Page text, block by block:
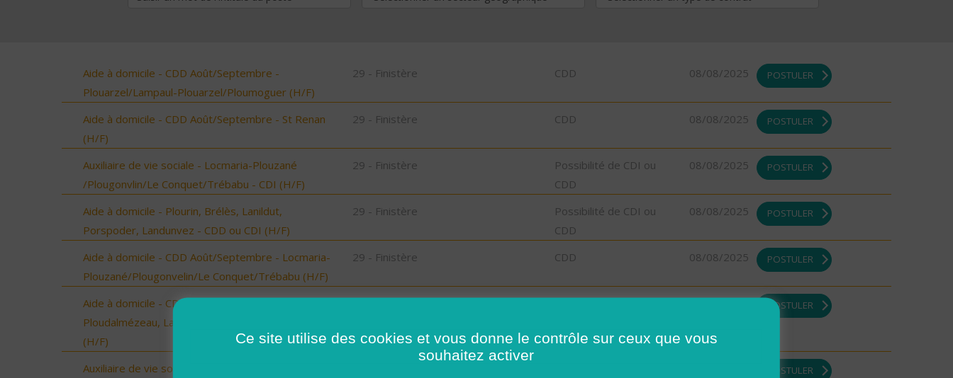
Aide à domicile - CDD Août/Septembre -
Plouarzel/Lampaul-Plouarzel/Ploumoguer (H/F)
29 - Finistère CDD 08/08/2025 POSTULER
Aide à domicile - CDD Août/Septembre - St Renan
(H/F)
29 - Finistère CDD 08/08/2025 POSTULER
Auxiliaire de vie sociale - Locmaria-Plouzané
/Plougonvlin/Le Conquet/Trébabu - CDI (H/F)
29 - Finistère
Possibilité de CDI ou
CDD
08/08/2025 POSTULER
Aide à domicile - Plourin, Brélès, Lanildut,
Porspoder, Landunvez - CDD ou CDI (H/F)
29 - Finistère
Possibilité de CDI ou
CDD
08/08/2025 POSTULER
Aide à domicile - CDD Août/Septembre - Locmaria-
Plouzané/Plougonvelin/Le Conquet/Trébabu (H/F)
29 - Finistère CDD 08/08/2025 POSTULER
Aide à domicile - CDD Août/Septembre -
Ploudalmézeau, Lampaul-Ploudalmézeau, St Pabu
(H/F)
29 - Finistère CDD 08/08/2025 POSTULER
Auxiliaire de vie sociale - Plourin, Brélès, Lanildut,
POSTULER
Ce site utilise des cookies et vous donne le contrôle sur ceux que vous
souhaitez activer